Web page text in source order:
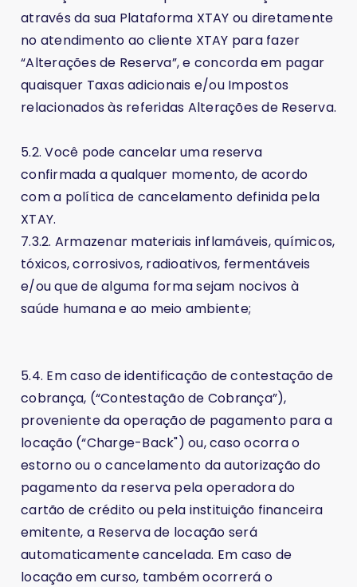
através da sua Plataforma XTAY ou diretamente
no atendimento ao cliente XTAY para fazer
“Alterações de Reserva”, e concorda em pagar
quaisquer Taxas adicionais e/ou Impostos
relacionados às referidas Alterações de Reserva.
5.2. Você pode cancelar uma reserva
confirmada a qualquer momento, de acordo
com a política de cancelamento definida pela
XTAY.
7.3.2. Armazenar materiais inflamáveis, químicos,
tóxicos, corrosivos, radioativos, fermentáveis
e/ou que de alguma forma sejam nocivos à
saúde humana e ao meio ambiente;
5.4. Em caso de identificação de contestação de
cobrança, (“Contestação de Cobrança”),
proveniente da operação de pagamento para a
locação (“Charge-Back") ou, caso ocorra o
estorno ou o cancelamento da autorização do
pagamento da reserva pela operadora do
cartão de crédito ou pela instituição financeira
emitente, a Reserva de locação será
automaticamente cancelada. Em caso de
locação em curso, também ocorrerá o